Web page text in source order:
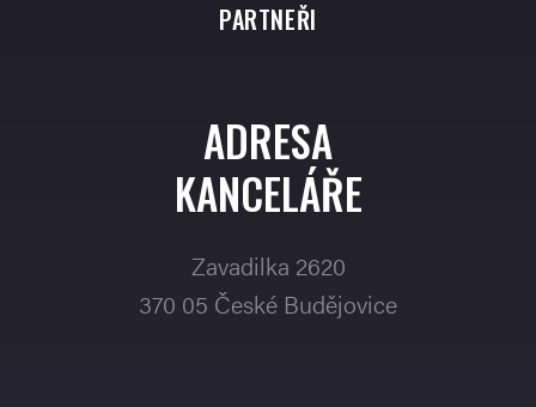
PARTNEŘI
ADRESA
KANCELÁŘE
Zavadilka 2620
370 05 České Budějovice